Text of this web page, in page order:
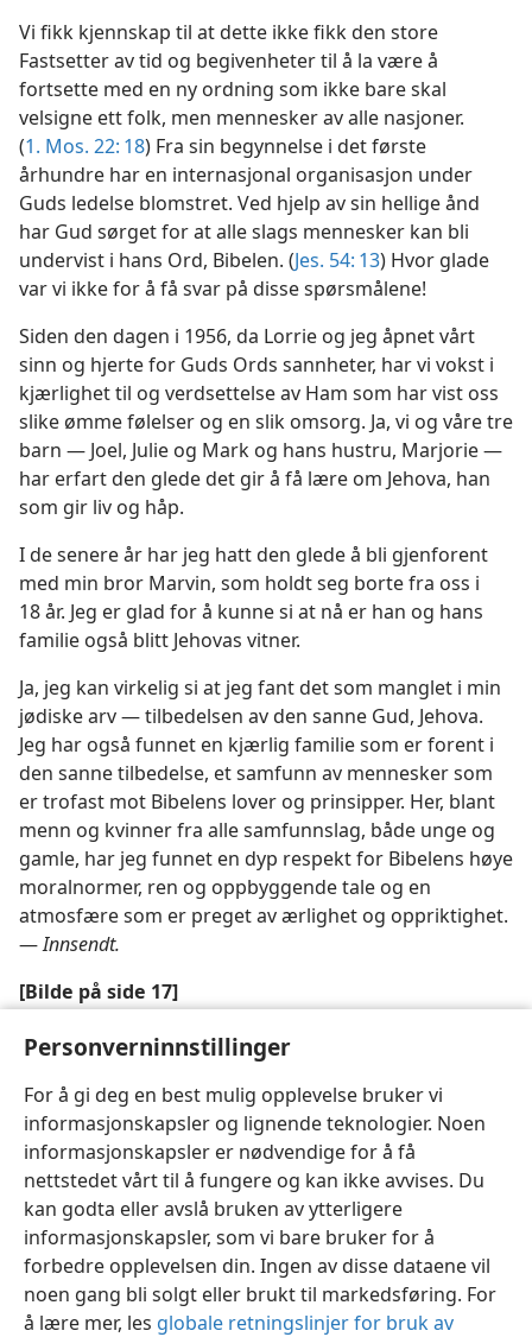
Personverninnstillinger
For å gi deg en best mulig opplevelse bruker vi
informasjonskapsler og lignende teknologier. Noen
informasjonskapsler er nødvendige for å få
nettstedet vårt til å fungere og kan ikke avvises. Du
kan godta eller avslå bruken av ytterligere
informasjonskapsler, som vi bare bruker for å
forbedre opplevelsen din. Ingen av disse dataene vil
noen gang bli solgt eller brukt til markedsføring. For
å lære mer, les globale retningslinjer for bruk av
Vi fikk kjennskap til at dette ikke fikk den store
Fastsetter av tid og begivenheter til å la være å
fortsette med en ny ordning som ikke bare skal
velsigne ett folk, men mennesker av alle nasjoner.
(1. Mos. 22: 18) Fra sin begynnelse i det første
århundre har en internasjonal organisasjon under
Guds ledelse blomstret. Ved hjelp av sin hellige ånd
har Gud sørget for at alle slags mennesker kan bli
undervist i hans Ord, Bibelen. (Jes. 54: 13) Hvor glade
var vi ikke for å få svar på disse spørsmålene!
Siden den dagen i 1956, da Lorrie og jeg åpnet vårt
sinn og hjerte for Guds Ords sannheter, har vi vokst i
kjærlighet til og verdsettelse av Ham som har vist oss
slike ømme følelser og en slik omsorg. Ja, vi og våre tre
barn — Joel, Julie og Mark og hans hustru, Marjorie —
har erfart den glede det gir å få lære om Jehova, han
som gir liv og håp.
I de senere år har jeg hatt den glede å bli gjenforent
med min bror Marvin, som holdt seg borte fra oss i
18 år. Jeg er glad for å kunne si at nå er han og hans
familie også blitt Jehovas vitner.
Ja, jeg kan virkelig si at jeg fant det som manglet i min
jødiske arv — tilbedelsen av den sanne Gud, Jehova.
Jeg har også funnet en kjærlig familie som er forent i
den sanne tilbedelse, et samfunn av mennesker som
er trofast mot Bibelens lover og prinsipper. Her, blant
menn og kvinner fra alle samfunnslag, både unge og
gamle, har jeg funnet en dyp respekt for Bibelens høye
moralnormer, ren og oppbyggende tale og en
atmosfære som er preget av ærlighet og oppriktighet.
—Innsendt.
[Bilde på side 17]
Vi har som familie funnet det som bringer lykke
Norsk Del Innstillinger
Copyright © 2026 Watch Tower Bible and Tract Society of Pennsylvania
Vilkår for bruk Personvern Personverninnstillinger
Logg inn